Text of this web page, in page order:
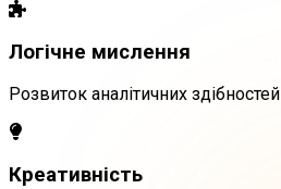
Логічне мислення
Розвиток аналітичних здібностей
Креативність